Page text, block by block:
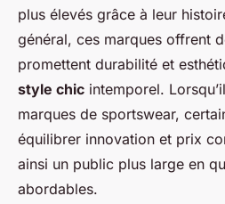
plus élevés grâce à leur
général, ces marques offrent
promettent durabilité et
style chic intemporel.
marques de sportswear,
équilibrer innovation et prix
ainsi un public plus large en
abordables.